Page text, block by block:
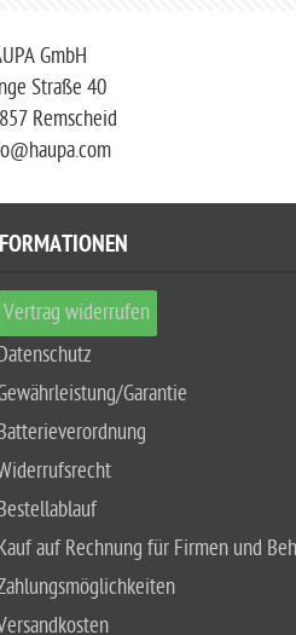
GmbH
Straße 40
Remscheid
Vertrag widerrufen
Datenschutz
Garantie
Batterieverordnung
Bestellablauf
Kauf auf Rechnung für Firmen und